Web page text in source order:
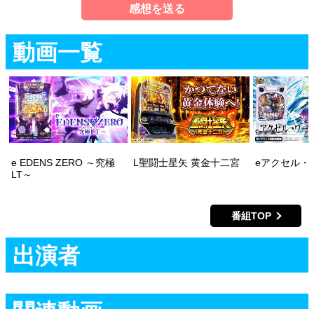
感想を送る
動画一覧
e EDENS ZERO ～究極
LT～
L聖闘士星矢 黄金十二宮 eアクセル・
番組TOP
出演者